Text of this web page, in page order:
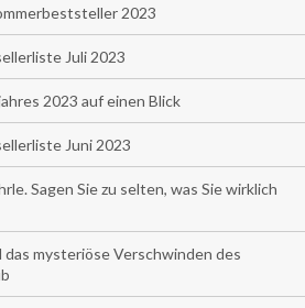
2023
Juli 2023
2023 auf einen Blick
Juni 2023
Sagen Sie zu selten, was Sie wirklich
mysteriöse Verschwinden des